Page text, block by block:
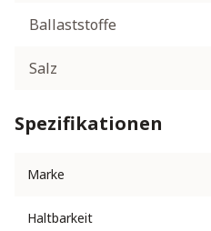
Ballaststoffe
Salz
Spezifikationen
Marke
Haltbarkeit